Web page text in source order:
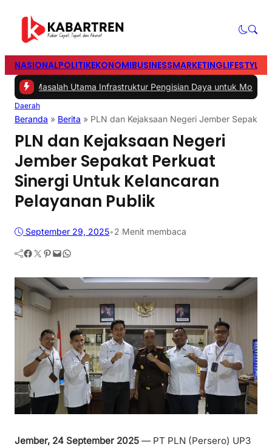
NASIONALPOLITIKEKONOMIBUSINESSMARKETINGLIFESTYLE
Masalah Utama Infrastruktur Pengisian Daya untuk Mobil Listrik
Daerah
Beranda » Berita » PLN dan Kejaksaan Negeri Jember Sepakat
PLN dan Kejaksaan Negeri
Jember Sepakat Perkuat
Sinergi Untuk Kelancaran
Pelayanan Publik
September 29, 2025•2 Menit membaca
Facebook Twitter Pinterest Mail WhatsApp
Jember, 24 September 2025 — PT PLN (Persero) UP3